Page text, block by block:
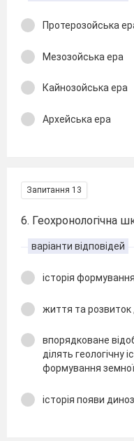
Протерозойська
Мезозойська ера
Кайнозойська ера
Архейська ера
Запитання 13
6. Геохронологічна
варіанти відповідей
історія
життя та розвиток
впорядковане
ділять геологічну
формування
історія появи